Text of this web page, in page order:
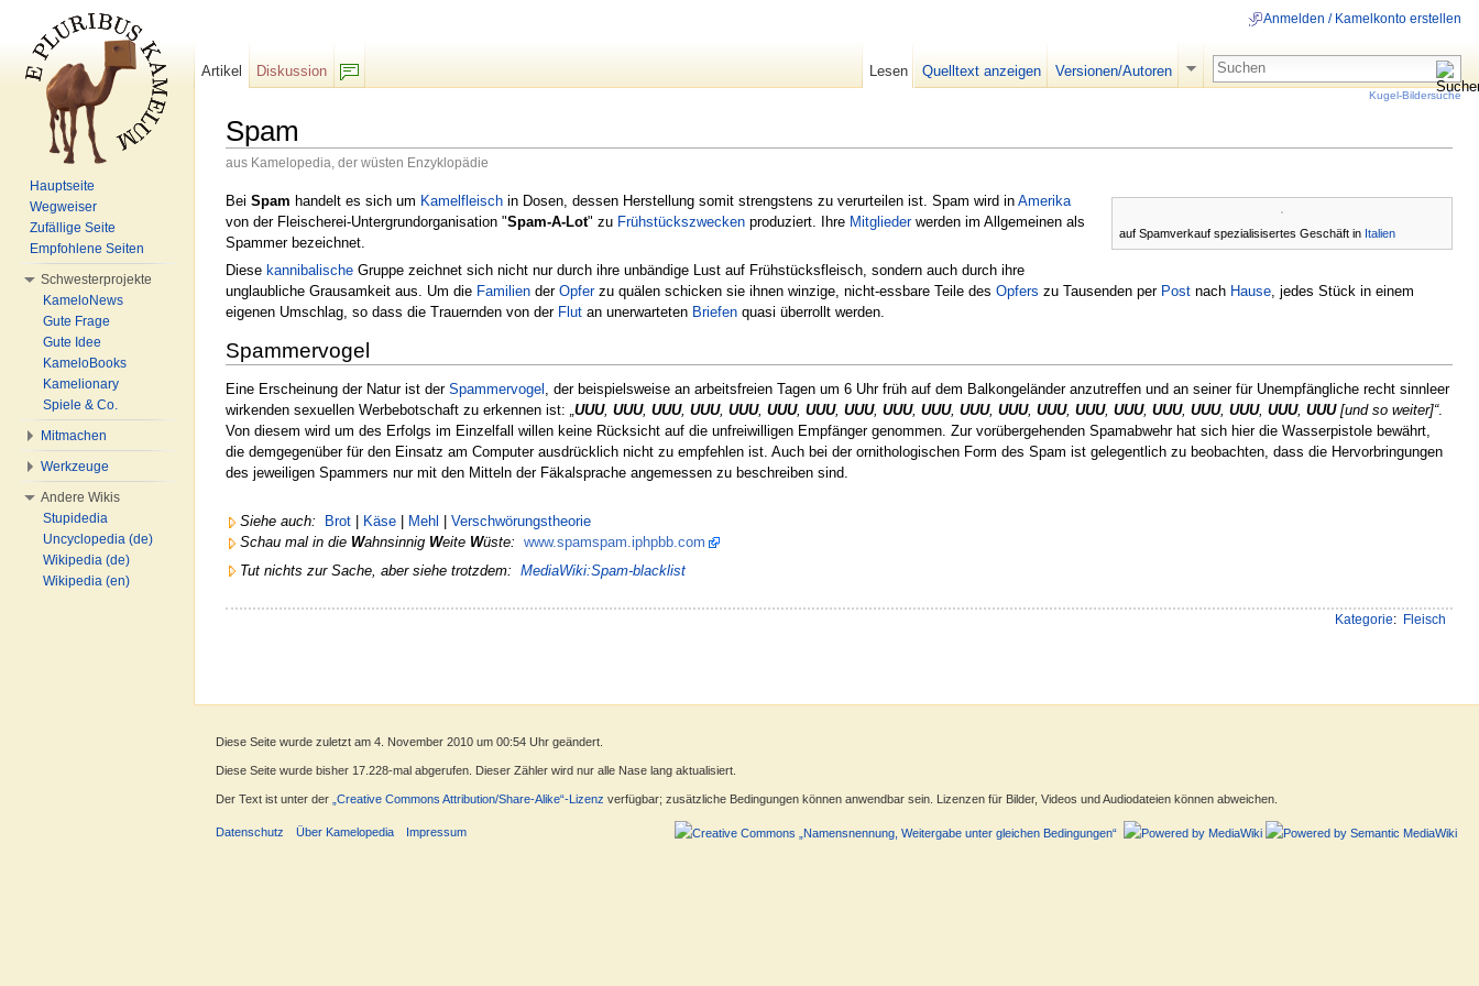
Spam
aus Kamelopedia, der wüsten Enzyklopädie
auf Spamverkauf spezialisisertes Geschäft in Italien
Bei Spam handelt es sich um Kamelfleisch in Dosen, dessen Herstellung somit strengstens zu verurteilen ist. Spam wird in Amerika
von der Fleischerei-Untergrundorganisation "Spam-A-Lot" zu Frühstückszwecken produziert. Ihre Mitgliederwerden im Allgemeinen als
Spammer bezeichnet.
Diese kannibalische Gruppe zeichnet sich nicht nur durch ihre unbändige Lust auf Frühstücksfleisch, sondern auch durch ihre
unglaubliche Grausamkeit aus. Um die Familien der Opferzu quälen schicken sie ihnen winzige, nicht-essbare Teile des Opfers zu Tausenden per Post nach Hause , jedes Stück in einem
eigenen Umschlag, so dass die Trauernden von der Flut an unerwarteten Briefen quasi überrollt werden.
Spammervogel
Eine Erscheinung der Natur ist der Spammervogel , der beispielsweise an arbeitsfreien Tagen um 6 Uhr früh auf dem Balkongeländer anzutreffen und an seiner für Unempfängliche recht sinnleer
wirkenden sexuellen Werbebotschaft zu erkennen ist: UUU, UUU, UUU, UUU, UUU, UUU, UUU, UUU, UUU, UUU, UUU, UUU, UUU, UUU, UUU, UUU, UUU, UUU, UUU, UUU[und so weiter]“.
Von diesem wird um des Erfolgs im Einzelfall willen keine Rücksicht auf die unfreiwilligen Empfänger genommen. Zur vorübergehenden Spamabwehr hat sich hier die Wasserpistole bewährt,
die demgegenüber für den Einsatz am Computer ausdrücklich nicht zu empfehlen ist. Auch bei der ornithologischen Form des Spam ist gelegentlich zu beobachten, dass die Hervorbringungen
des jeweiligen Spammers nur mit den Mitteln der Fäkalsprache angemessen zu beschreiben sind.
Siehe auch: Brot Käse Mehl
Verschwörungstheorie
Schau mal in die Wahnsinnig Weite Wüste: www.spamspam.iphpbb.com
Tut nichts zur Sache, aber siehe trotzdem: MediaWiki:Spam-blacklist
Kategorie: Fleisch
Anmelden / Kamelkonto erstellen
Artikel
Diskussion
Lesen Quelltext anzeigen Versionen/Autoren
Kugel-Bildersuche
Hauptseite
Wegweiser
Zufällige Seite
Empfohlene Seiten
Schwesterprojekte
KameloNews
Gute Frage
Gute Idee
KameloBooks
Kamelionary
Spiele & Co.
Mitmachen
Werkzeuge
Andere Wikis
Stupidedia
Uncyclopedia (de)
Wikipedia (de)
Wikipedia (en)
Diese Seite wurde zuletzt am 4. November 2010 um 00:54 Uhr geändert.
Diese Seite wurde bisher 17.228-mal abgerufen. Dieser Zähler wird nur alle Nase lang aktualisiert.
Der Text ist unter der „Creative Commons Attribution/Share-Alike“-Lizenz verfügbar; zusätzliche Bedingungen können anwendbar sein. Lizenzen für Bilder, Videos und Audiodateien können abweichen.
Datenschutz Über Kamelopedia Impressum